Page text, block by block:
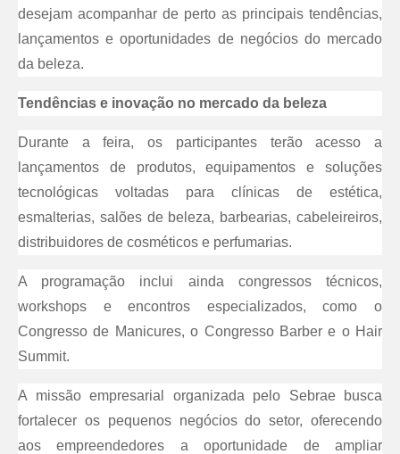
desejam acompanhar de perto as principais tendências,
lançamentos e oportunidades de negócios do mercado
da beleza.
Tendências e inovação no mercado da beleza
Durante a feira, os participantes terão acesso a
lançamentos de produtos, equipamentos e soluções
tecnológicas voltadas para clínicas de estética,
esmalterias, salões de beleza, barbearias, cabeleireiros,
distribuidores de cosméticos e perfumarias.
A programação inclui ainda congressos técnicos,
workshops e encontros especializados, como o
Congresso de Manicures, o Congresso Barber e o Hair
Summit.
A missão empresarial organizada pelo Sebrae busca
fortalecer os pequenos negócios do setor, oferecendo
aos empreendedores a oportunidade de ampliar